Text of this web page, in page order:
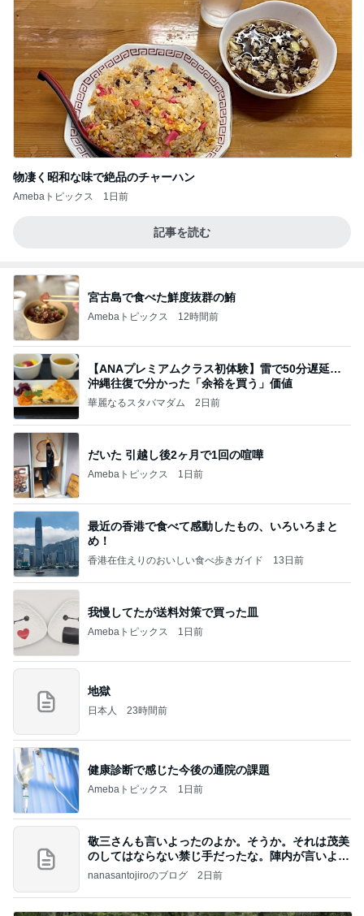
物凄く昭和な味で絶品のチャーハン
Amebaトピックス 1日前
記事を読む
宮古島で食べた鮮度抜群の鮪
Amebaトピックス 12時間前
【ANAプレミアムクラス初体験】雷で50分遅延…
沖縄往復で分かった「余裕を買う」価値
華麗なるスタバマダム 2日前
だいた 引越し後2ヶ月で1回の喧嘩
Amebaトピックス 1日前
最近の香港で食べて感動したもの、いろいろまと
め！
香港在住えりのおいしい食べ歩きガイド 13日前
我慢してたが送料対策で買った皿
Amebaトピックス 1日前
地獄
日本人 23時間前
健康診断で感じた今後の通院の課題
Amebaトピックス 1日前
敬三さんも言いよったのよか。そうか。それは茂美
のしてはならない禁じ手だったな。陣内が言いよる
のよ
nanasantojiroのブログ 2日前